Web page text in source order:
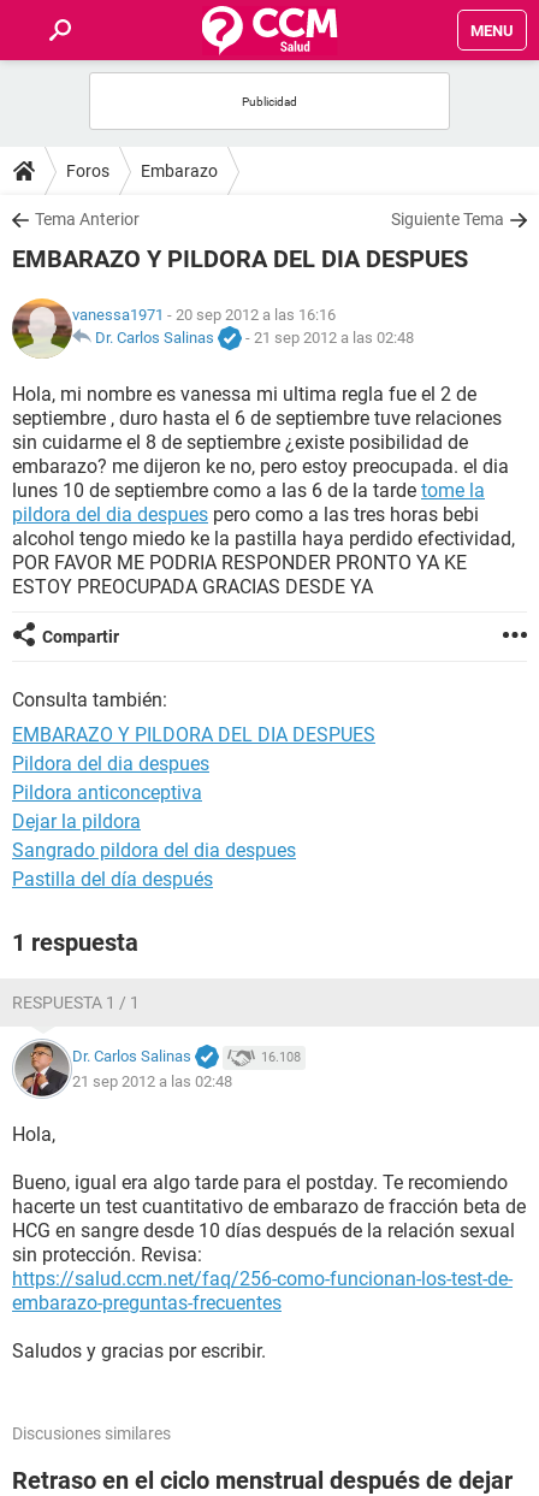
MENU
FOROS
SALUD
NUTRICIÓN
BIENESTAR
SEXUALIDAD
GLOSARIO
Foros Embarazo
Tema Anterior Siguiente Tema
EMBARAZO Y PILDORA DEL DIA DESPUES
vanessa1971 - 20 sep 2012 a las 16:16
Dr. Carlos Salinas
- 21 sep 2012 a las 02:48
Hola, mi nombre es vanessa mi ultima regla fue el 2 de
septiembre , duro hasta el 6 de septiembre tuve relaciones
sin cuidarme el 8 de septiembre ¿existe posibilidad de
embarazo? me dijeron ke no, pero estoy preocupada. el dia
lunes 10 de septiembre como a las 6 de la tarde tome la
pildora del dia despues pero como a las tres horas bebi
alcohol tengo miedo ke la pastilla haya perdido efectividad,
POR FAVOR ME PODRIA RESPONDER PRONTO YA KE
ESTOY PREOCUPADA GRACIAS DESDE YA
Compartir
Consulta también:
EMBARAZO Y PILDORA DEL DIA DESPUES
Pildora del dia despues
Pildora anticonceptiva
Dejar la pildora
Sangrado pildora del dia despues
Pastilla del día después
1 respuesta
RESPUESTA 1 / 1
Dr. Carlos Salinas 16.108
21 sep 2012 a las 02:48
Hola,
Bueno, igual era algo tarde para el postday. Te recomiendo
hacerte un test cuantitativo de embarazo de fracción beta de
HCG en sangre desde 10 días después de la relación sexual
sin protección. Revisa:
https://salud.ccm.net/faq/256-como-funcionan-los-test-de-
embarazo-preguntas-frecuentes
Saludos y gracias por escribir.
Discusiones similares
Retraso en el ciclo menstrual después de dejar